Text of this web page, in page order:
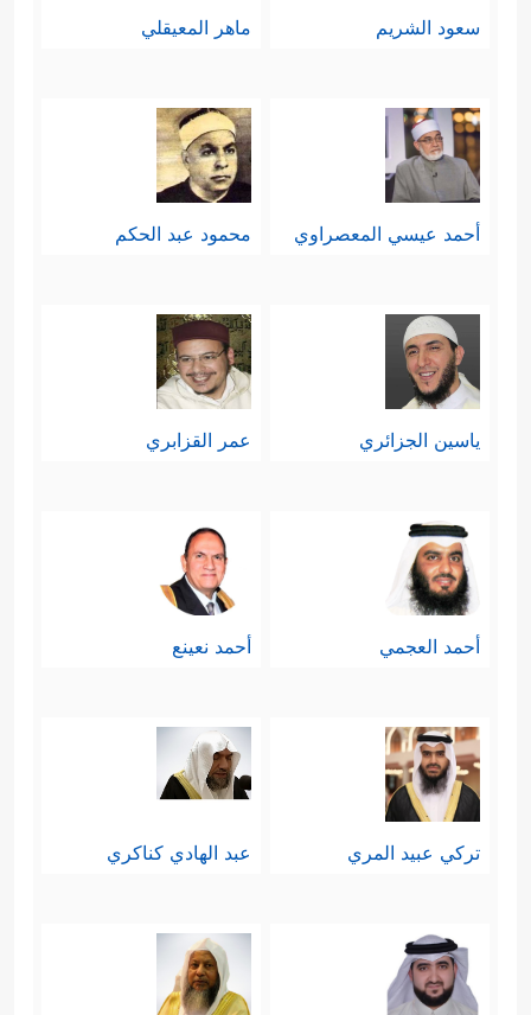
سعود الشريم ماهر المعيقلي
أحمد عيسي المعصراوي محمود عبد الحكم
ياسين الجزائري عمر القزابري
أحمد العجمي أحمد نعينع
تركي عبيد المري عبد الهادي كناكري